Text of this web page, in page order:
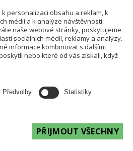
(ve spojení se stěrem)
mikroorganismy
personalizaci obsahu a reklam, k
médií a k analýze návštěvnosti.
naše webové stránky, poskytujeme
sociálních médií, reklamy a analýzy.
informace kombinovat s dalšími
nebo které od vás získali, když
Předvolby Statistiky
PŘIJMOUT VŠECHNY